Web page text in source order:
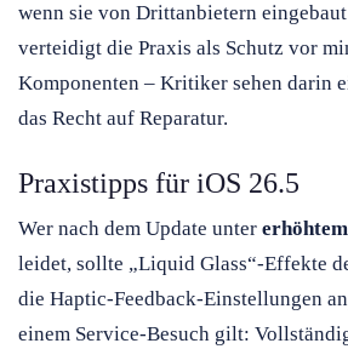
wenn sie von Drittanbietern
verteidigt die Praxis als Schutz vor
Komponenten – Kritiker sehen darin
das Recht auf Reparatur.
Praxistipps für iOS 26.5
Wer nach dem Update unter
leidet, sollte „Liquid Glass“-Effekte
die Haptic-Feedback-Einstellungen
einem Service-Besuch gilt: